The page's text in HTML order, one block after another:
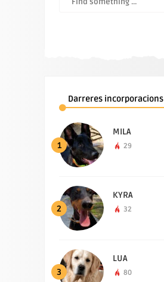
Darreres incorporacions
1
MILA
29
2
KYRA
32
3
LUA
80